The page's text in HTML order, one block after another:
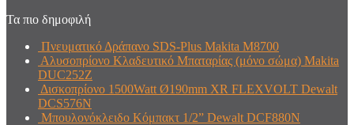
Τα πιο δημοφιλή
Πνευματικό Δράπανο SDS-Plus Makita Μ8700
Αλυσοπρίονο Κλαδευτικό Μπαταρίας (μόνο σώμα) Makita
DUC252Z
Δισκοπρίονο 1500Watt Ø190mm XR FLEXVOLT Dewalt
DCS576N
Μπουλονόκλειδο Κόμπακτ 1/2” Dewalt DCF880N